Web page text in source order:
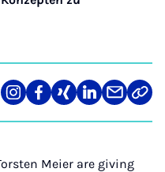
Teilen
auf
Teilen
auf
Teilen
auf
Teilen
auf
Teilen
über
Mail
Link
Meier are giving